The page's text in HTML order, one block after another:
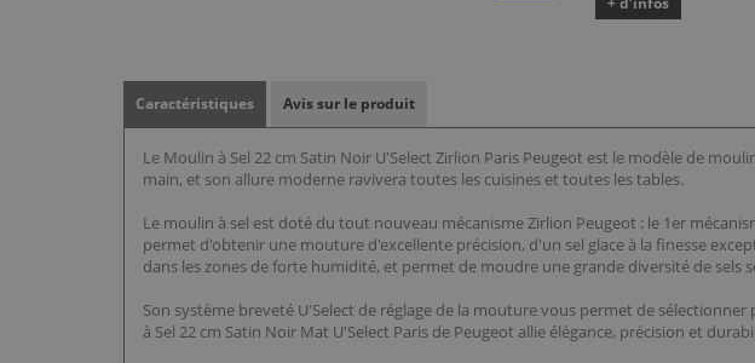
Caractéristiques Avis sur le produit
Le Moulin à Sel 22 cm Satin Noir U'Select Zirlion Paris Peugeot est le modèle de
main, et son allure moderne ravivera toutes les cuisines et toutes les tables.
Le moulin à sel est doté du tout nouveau mécanisme Zirlion Peugeot : le 1er
permet d'obtenir une mouture d'excellente précision, d'un sel glace à la finesse
dans les zones de forte humidité, et permet de moudre une grande diversité de sels
Son système breveté U'Select de réglage de la mouture vous permet de
à Sel 22 cm Satin Noir Mat U'Select Paris de Peugeot allie élégance, précision et